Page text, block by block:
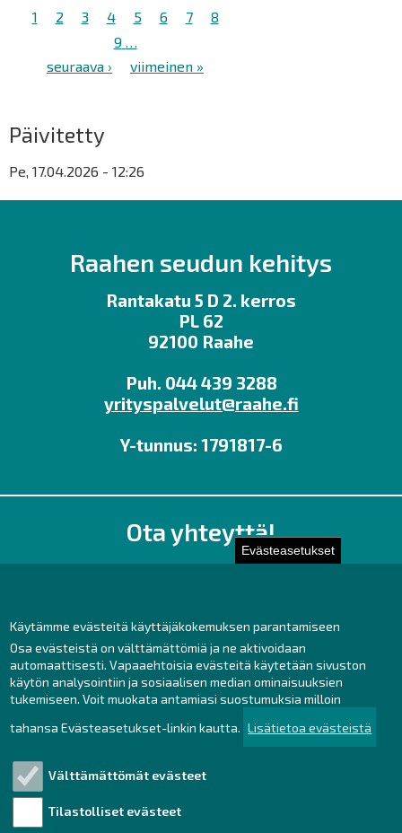
Evästeasetukset
Käytämme evästeitä käyttäjäkokemuksen parantamiseen
Osa evästeistä on välttämättömiä ja ne aktivoidaan
automaattisesti. Vapaaehtoisia evästeitä käytetään sivuston
käytön analysointiin ja sosiaalisen median ominaisuuksien
tukemiseen. Voit muokata antamiasi suostumuksia milloin
tahansa Evästeasetukset-linkin kautta. Lisätietoa evästeistä
Välttämättömät evästeet
Tilastolliset evästeet
Sivutus
Tämänhetkinen
1 Sivu
2 Sivu
3 Sivu
4 Sivu
5 Sivu
6 Sivu
7 Sivu
8
Sivu
9 …
Seuraava
seuraava ›
Viimeinen
viimeinen »
Päivitetty
Pe, 17.04.2026 - 12:26
Raahen seudun kehitys
Rantakatu 5 D 2. kerros
PL 62
92100 Raahe
Puh. 044 439 3288
yrityspalvelut@raahe.fi
Y-tunnus: 1791817-6
Ota yhteyttä!
Toimisto
Facebook
Instagram
LinkedIn
Tutustu!